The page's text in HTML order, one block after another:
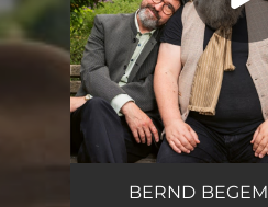
Es hat einen Vorfall
BERND